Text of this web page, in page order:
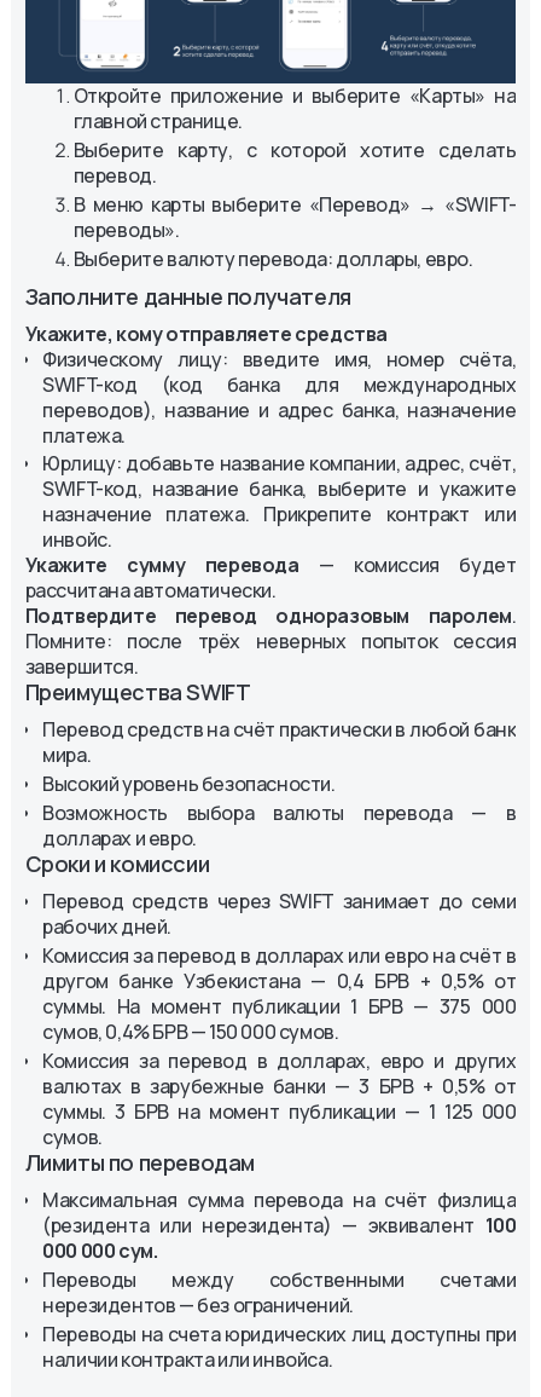
Откройте приложение и выберите «Карты» на
главной странице.
Выберите карту, с которой хотите сделать
перевод.
В меню карты выберите «Перевод» → «SWIFT-
переводы».
Выберите валюту перевода: доллары, евро.
Заполните данные получателя
Укажите, кому отправляете средства
Физическому лицу: введите имя, номер счёта,
SWIFT-код (код банка для международных
переводов), название и адрес банка, назначение
платежа.
Юрлицу: добавьте название компании, адрес, счёт,
SWIFT-код, название банка, выберите и укажите
назначение платежа. Прикрепите контракт или
инвойс.
Укажите сумму перевода — комиссия будет
рассчитана автоматически.
Подтвердите перевод одноразовым паролем.
Помните: после трёх неверных попыток сессия
завершится.
Преимущества SWIFT
Перевод средств на счёт практически в любой банк
мира.
Высокий уровень безопасности.
Возможность выбора валюты перевода — в
долларах и евро.
Сроки и комиссии
Перевод средств через SWIFT занимает до семи
рабочих дней.
Комиссия за перевод в долларах или евро на счёт в
другом банке Узбекистана — 0,4 БРВ + 0,5% от
суммы. На момент публикации 1 БРВ — 375 000
сумов, 0,4% БРВ — 150 000 сумов.
Комиссия за перевод в долларах, евро и других
валютах в зарубежные банки — 3 БРВ + 0,5% от
суммы. 3 БРВ на момент публикации — 1 125 000
сумов.
Лимиты по переводам
Максимальная сумма перевода на счёт физлица
(резидента или нерезидента) — эквивалент 100
000 000 сум.
Переводы между собственными счетами
нерезидентов — без ограничений.
Переводы на счета юридических лиц доступны при
наличии контракта или инвойса.